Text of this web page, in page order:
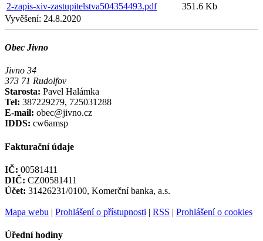
2-zapis-xiv-zastupitelstva504354493.pdf
351.6 Kb
Vyvěšení: 24.8.2020
Obec Jivno
Jivno 34
373 71 Rudolfov
Starosta: Pavel Halámka
Tel: 387229279, 725031288
E-mail: obec@jivno.cz
IDDS: cw6amsp
Fakturační údaje
IČ: 00581411
DIČ: CZ00581411
Účet: 31426231/0100, Komerční banka, a.s.
Mapa webu | Prohlášení o přístupnosti | RSS | Prohlášení o cookies
Úřední hodiny